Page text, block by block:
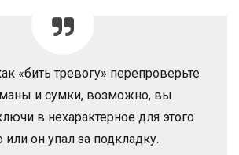
«бить тревогу» перепроверьте
и сумки, возможно, вы
в нехарактерное для этого
или он упал за подкладку.